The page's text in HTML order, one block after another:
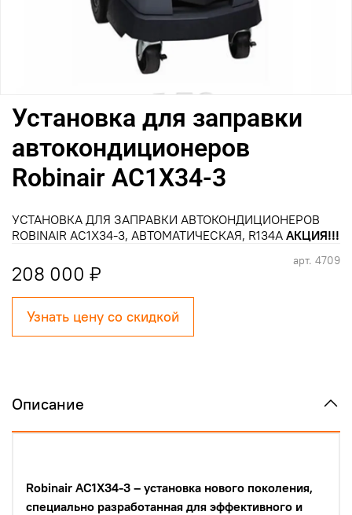
арт. 4709
Установка для заправки
автокондиционеров
Robinair AC1X34-3
208 000 ₽
Узнать цену со скидкой
УСТАНОВКА ДЛЯ ЗАПРАВКИ АВТОКОНДИЦИОНЕРОВ
ROBINAIR AC1X34-3, АВТОМАТИЧЕСКАЯ, R134A АКЦИЯ!!!
Описание
Robinair AC1X34-3 – установка нового поколения,
специально разработанная для эффективного и